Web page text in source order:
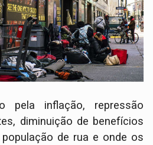
pela inflação, repressão
diminuição de benefícios
de rua e onde os